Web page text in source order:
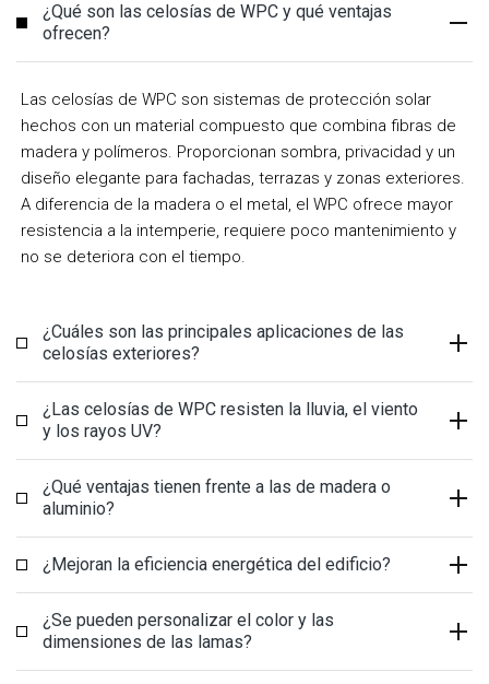
¿Qué son las celosías de WPC y qué ventajas
ofrecen?
Las celosías de WPC son sistemas de protección solar
hechos con un material compuesto que combina fibras de
madera y polímeros. Proporcionan sombra, privacidad y un
diseño elegante para fachadas, terrazas y zonas exteriores.
A diferencia de la madera o el metal, el WPC ofrece mayor
resistencia a la intemperie, requiere poco mantenimiento y
no se deteriora con el tiempo.
¿Cuáles son las principales aplicaciones de las
celosías exteriores?
¿Las celosías de WPC resisten la lluvia, el viento
y los rayos UV?
¿Qué ventajas tienen frente a las de madera o
aluminio?
¿Mejoran la eficiencia energética del edificio?
¿Se pueden personalizar el color y las
dimensiones de las lamas?